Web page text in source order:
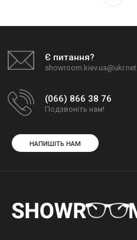
Є питання?
showroom.kiev.ua@ukr.net
(066) 866 38 76
Подзвоніть нам!
НАПИШІТЬ НАМ